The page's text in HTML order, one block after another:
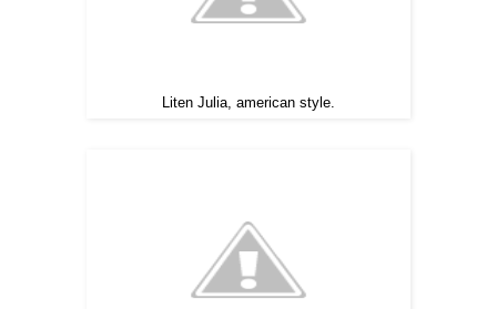
Liten Julia, american style.